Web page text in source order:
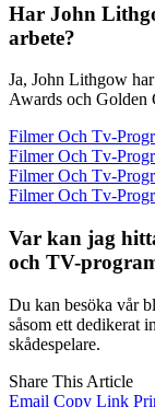
Har John
arbete?
Ja, John Lithgow
Awards och Golden
Filmer Och Tv-
Filmer Och Tv-
Filmer Och Tv-
Filmer Och Tv-
Var kan jag
och TV-
Du kan besöka vår
såsom ett dedikerat
skådespelare.
Share This Article
Email Copy Link